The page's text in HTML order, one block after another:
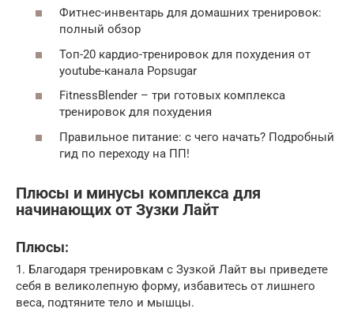
Фитнес-инвентарь для домашних тренировок:
полный обзор
Топ-20 кардио-тренировок для похудения от
youtube-канала Popsugar
FitnessBlender – три готовых комплекса
тренировок для похудения
Правильное питание: с чего начать? Подробный
гид по переходу на ПП!
Плюсы и минусы комплекса для
начинающих от Зузки Лайт
Плюсы:
1. Благодаря тренировкам с Зузкой Лайт вы приведете
себя в великолепную форму, избавитесь от лишнего
веса, подтяните тело и мышцы.